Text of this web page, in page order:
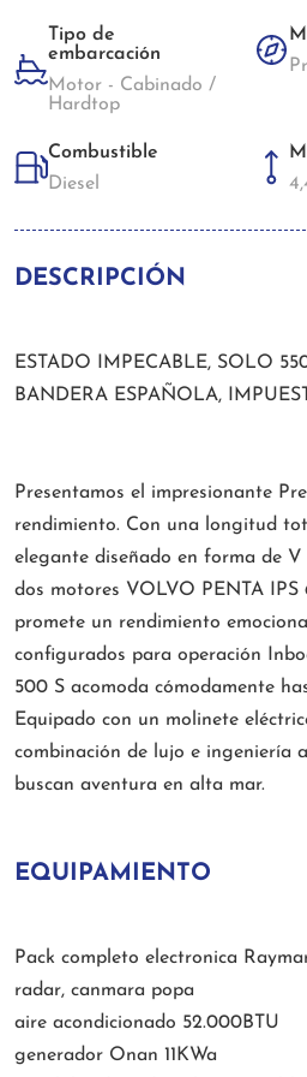
Tipo de
embarcación
Motor - Cabinado /
Hardtop
Combustible
Diesel
DESCRIPCIÓN
ESTADO IMPECABLE, SOLO
BANDERA ESPAÑOLA,
Presentamos el impresionante
rendimiento. Con una longitud
elegante diseñado en forma de
dos motores VOLVO PENTA
promete un rendimiento
configurados para operación
500 S acomoda cómodamente
Equipado con un molinete
combinación de lujo e ingeniería
buscan aventura en alta mar.
EQUIPAMIENTO
Pack completo electronica
radar, canmara popa
aire acondicionado 52.000BTU
generador Onan 11KWa